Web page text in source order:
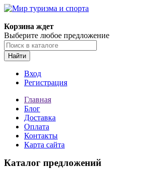
Корзина ждет
Выберите любое предложение
Найти
Вход
Регистрация
Главная
Блог
Доставка
Оплата
Контакты
Карта сайта
Каталог предложений